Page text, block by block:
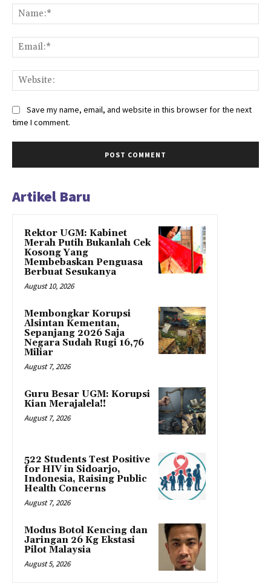
Save my name, email, and website in this browser for the next
time I comment.
Artikel Baru
Rektor UGM: Kabinet
Merah Putih Bukanlah Cek
Kosong Yang
Membebaskan Penguasa
Berbuat Sesukanya
August 10, 2026
Membongkar Korupsi
Alsintan Kementan,
Sepanjang 2026 Saja
Negara Sudah Rugi 16,76
Miliar
August 7, 2026
Guru Besar UGM: Korupsi
Kian Merajalela!!
August 7, 2026
522 Students Test Positive
for HIV in Sidoarjo,
Indonesia, Raising Public
Health Concerns
August 7, 2026
Modus Botol Kencing dan
Jaringan 26 Kg Ekstasi
Pilot Malaysia
August 5, 2026